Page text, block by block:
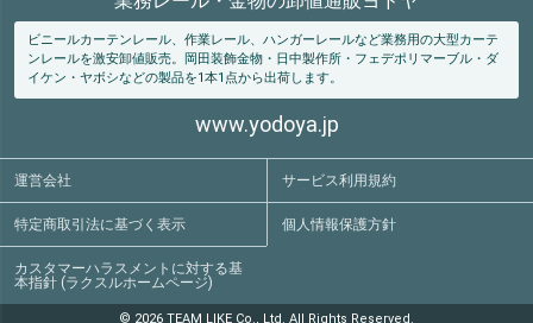
ビニールカーテンレール、作業レール、ハンガーレールなど業務用の大型カーテ
ンレールを激安卸値販売。
岡田装飾金物・日中製作所・フェデポリマーブル・ダ
イケン・ヤボシなどの製品を1本1点から出荷します。
www.yodoya.jp
運営会社 サービス利用規約
特定商取引法に基づく表示 個人情報保護方針
カスタマーハラスメントに対する基
本指針 (ラクスルホームページ)
© 2026 TEAM LIKE Co., Ltd. All Rights Reserved.